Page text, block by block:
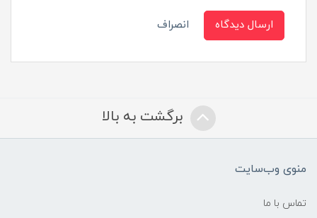
ارسال دیدگاه انصراف
برگشت به بالا
منوی وب‌سایت
تماس با ما